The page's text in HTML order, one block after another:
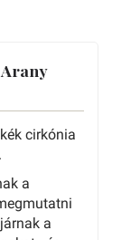
cirkónia
a
a